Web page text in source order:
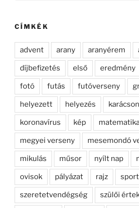
CÍMKÉK
advent arany aranyérem
díjbefizetés első eredmény
fotó futás futóverseny
helyezett helyezés
koronavírus kép
megyei verseny mesemondó
mikulás műsor nyílt nap
ovisok pályázat rajz sport
szeretetvendégség szülői